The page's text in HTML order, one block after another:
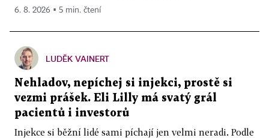
6. 8. 2026 ▪ 5 min. čtení
LUDĚK VAINERT
Nehladov, nepíchej si injekci, prostě si
vezmi prášek. Eli Lilly má svatý grál
pacientů i investorů
Injekce si běžní lidé sami píchají jen velmi neradi. Podle